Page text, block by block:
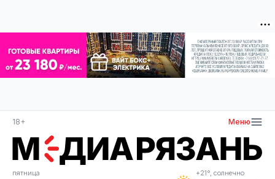
18+ Меню
пятница
+21°, солнечно